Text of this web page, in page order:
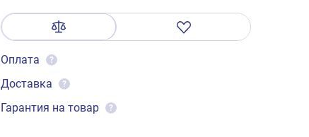
Оплата ?
Доставка ?
Гарантия на товар ?